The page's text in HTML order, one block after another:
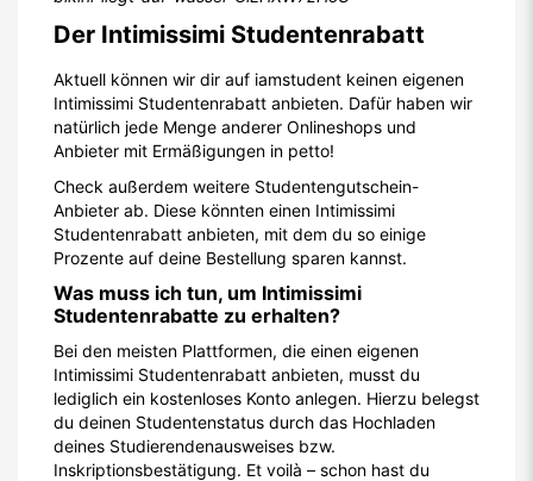
Der Intimissimi Studentenrabatt
Aktuell können wir dir auf iamstudent keinen eigenen
Intimissimi Studentenrabatt anbieten. Dafür haben wir
natürlich jede Menge anderer Onlineshops und
Anbieter mit Ermäßigungen in petto!
Check außerdem weitere Studentengutschein-
Anbieter ab. Diese könnten einen Intimissimi
Studentenrabatt anbieten, mit dem du so einige
Prozente auf deine Bestellung sparen kannst.
Was muss ich tun, um Intimissimi
Studentenrabatte zu erhalten?
Bei den meisten Plattformen, die einen eigenen
Intimissimi Studentenrabatt anbieten, musst du
lediglich ein kostenloses Konto anlegen. Hierzu belegst
du deinen Studentenstatus durch das Hochladen
deines Studierendenausweises bzw.
Inskriptionsbestätigung. Et voilà – schon hast du